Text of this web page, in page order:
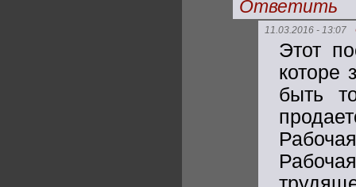
Ответить
11.03.2016 - 13:07
Этот
которе
быть